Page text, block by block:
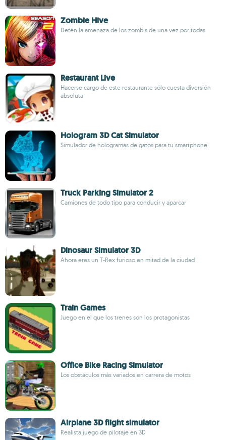
Zombie Hive
Detén la amenaza de los zombis de una vez por todas
Restaurant Live
Hacerse cargo de este restaurante sólo cuesta diversión
absoluta
Hologram 3D Cat Simulator
Simulador de hologramas de gatos para tu smartphone
Truck Parking Simulator 2
Camiones de todo tipo para conducir y aparcar
Dinosaur Simulator 3D
Ahora eres un T-Rex furioso en mitad de la ciudad
Train Games
Juego en el que los trenes son los protagonistas
Office Bike Racing Simulator
Los obstáculos más variados en carrera de motos
Airplane 3D flight simulator
Realista juego de pilotaje en 3D